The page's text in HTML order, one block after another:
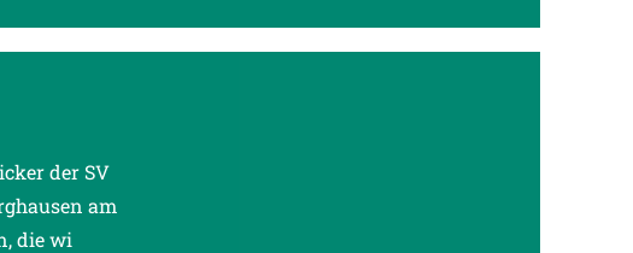
der SV
am
die wi